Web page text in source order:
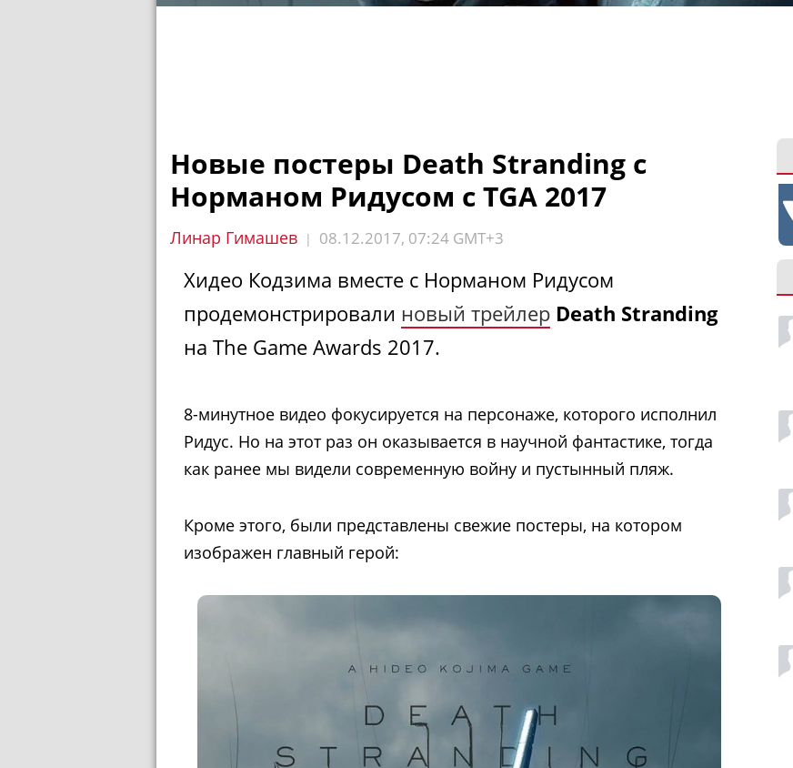
Новые постеры Death Stranding с
Норманом Ридусом с TGA 2017
Линар Гимашев | 08.12.2017, 07:24 GMT+3
Хидео Кодзима вместе с Норманом Ридусом
продемонстрировали новый трейлер Death Stranding
на The Game Awards 2017.
8-минутное видео фокусируется на персонаже, которого исполнил
Ридус. Но на этот раз он оказывается в научной фантастике, тогда
как ранее мы видели современную войну и пустынный пляж.
Кроме этого, были представлены свежие постеры, на котором
изображен главный герой: